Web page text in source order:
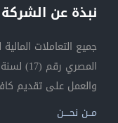
نبذة عن الشركة
جميع التعاملات
والعمل على تقديم
مــن نحــــن